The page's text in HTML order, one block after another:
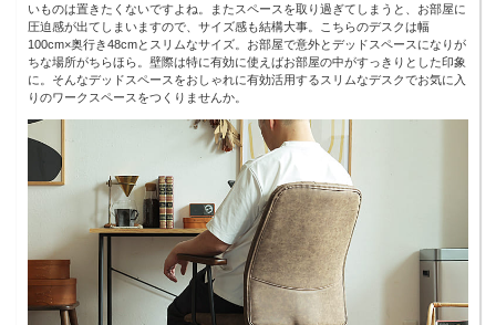
いものは置きたくないですよね。またスペースを取り過ぎてしまうと、お部屋に
圧迫感が出てしまいますので、サイズ感も結構大事。こちらのデスクは幅
100cm×奥行き48cmとスリムなサイズ。お部屋で意外とデッドスペースになりが
ちな場所がちらほら。壁際は特に有効に使えばお部屋の中がすっきりとした印象
に。そんなデッドスペースをおしゃれに有効活用するスリムなデスクでお気に入
りのワークスペースをつくりませんか。